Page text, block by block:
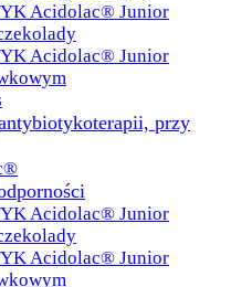
Acidolac® Junior
Acidolac® Junior
przy
Acidolac® Junior
Acidolac® Junior